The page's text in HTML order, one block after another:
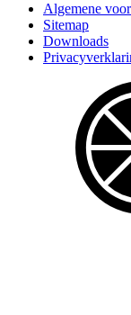
Algemene
Sitemap
Downloads